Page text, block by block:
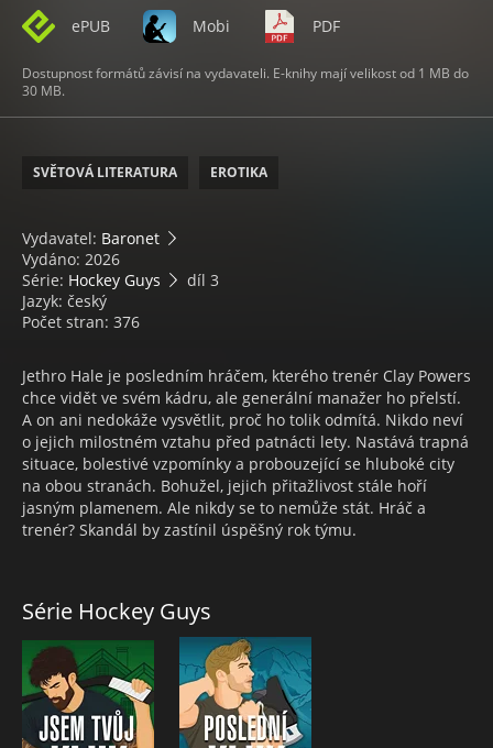
ePUB Mobi PDF
Dostupnost formátů závisí na vydavateli. E-knihy mají velikost od 1 MB do
30 MB.
SVĚTOVÁ LITERATURA EROTIKA
Vydavatel: Baronet
Vydáno: 2026
Série: Hockey Guys
díl 3
Jazyk: český
Počet stran: 376
Jethro Hale je posledním hráčem, kterého trenér Clay Powers
chce vidět ve svém kádru, ale generální manažer ho přelstí.
A on ani nedokáže vysvětlit, proč ho tolik odmítá. Nikdo neví
o jejich milostném vztahu před patnácti lety. Nastává trapná
situace, bolestivé vzpomínky a probouzející se hluboké city
na obou stranách. Bohužel, jejich přitažlivost stále hoří
jasným plamenem. Ale nikdy se to nemůže stát. Hráč a
trenér? Skandál by zastínil úspěšný rok týmu.
Série Hockey Guys